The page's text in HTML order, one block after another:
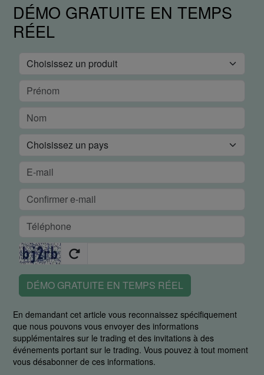
DÉMO GRATUITE EN TEMPS
RÉEL
DÉMO GRATUITE EN TEMPS RÉEL
En demandant cet article vous reconnaissez spécifiquement
que nous pouvons vous envoyer des informations
supplémentaires sur le trading et des invitations à des
événements portant sur le trading. Vous pouvez à tout moment
vous désabonner de ces informations.